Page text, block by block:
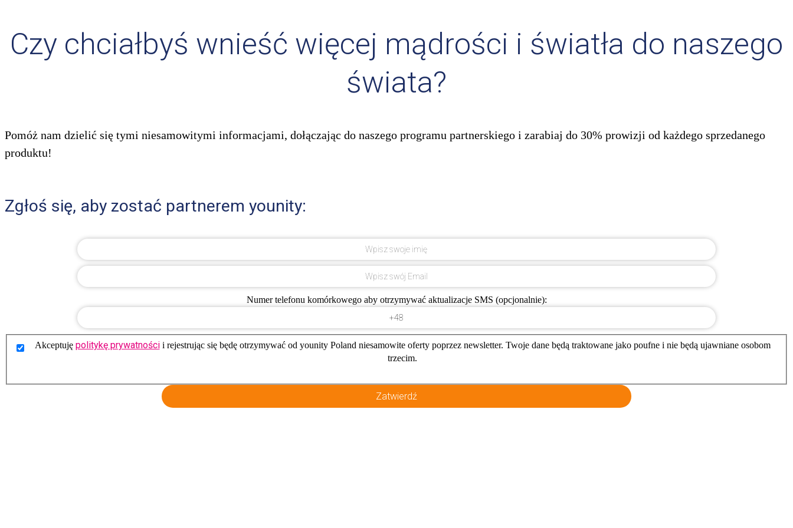
Czy chciałbyś wnieść więcej mądrości i światła do naszego
świata?
Pomóż nam dzielić się tymi niesamowitymi informacjami, dołączając do naszego programu partnerskiego i zarabiaj do 30% prowizji od każdego sprzedanego
produktu!
Zgłoś się, aby zostać partnerem younity:
Numer telefonu komórkowego aby otrzymywać aktualizacje SMS (opcjonalnie):
Akceptuję politykę prywatnościi rejestrując się będę otrzymywać od younity Poland niesamowite oferty poprzez newsletter. Twoje dane będą traktowane jako poufne i nie będą ujawniane osobom
trzecim.
Zatwierdź